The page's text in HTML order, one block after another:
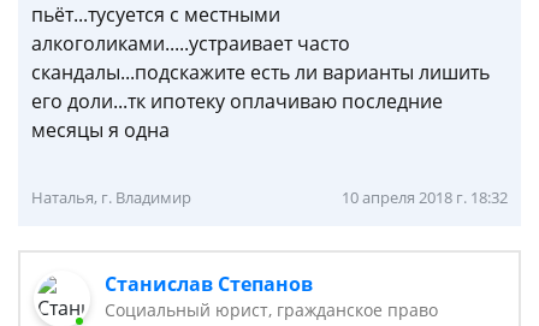
пьёт...тусуется с местными
алкоголиками.....устраивает часто
скандалы...подскажите есть ли варианты лишить
его доли...тк ипотеку оплачиваю последние
месяцы я одна
Наталья, г. Владимир 10 апреля 2018 г. 18:32
Станислав Степанов
Социальный юрист, гражданское право